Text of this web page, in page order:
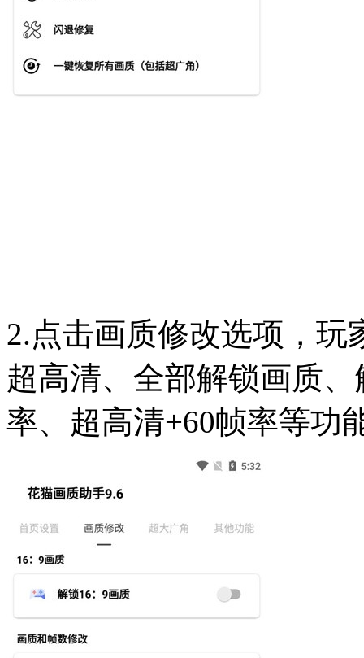
2.点击画质修改选项，玩
超高清、全部解锁画质
率、超高清+60帧率等功